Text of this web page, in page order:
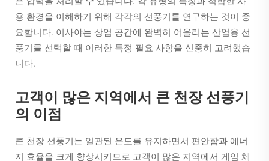
용 환경을 이해하기 위해 각각의 선풍기를 연구하는 것이 중
요합니다. 이사야는 상업 공간에 완벽히 어울리는 산업용 선
풍기를 선택할 때 이러한 특정 필요 사항을 신중히 고려했습
니다.
고객이 많은 지역에서 큰 천장 선풍기
의 이점
큰 천장 선풍기는 일관된 온도를 유지하면서 편안함과 에너
지 효율을 크게 향상시키므로 고객이 많은 지역에서 게임 체